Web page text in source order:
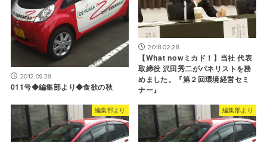
2012.09.28
011号◆編集部より◆食欲の秋
2018.02.28
【What nowミカド！】当社 代表
取締役 沢田秀二がパネリストを務
めました。『第２回環境経営セミ
ナー』
編集部より 編集部より